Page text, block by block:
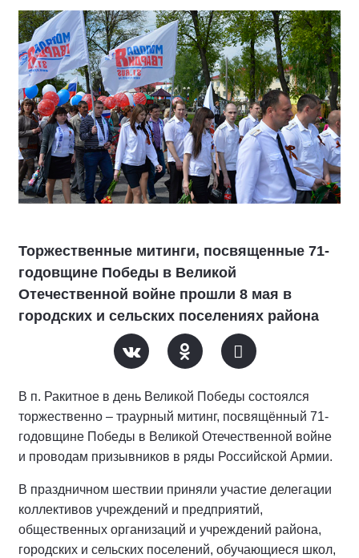
Торжественные митинги, посвященные 71-
годовщине Победы в Великой
Отечественной войне прошли 8 мая в
городских и сельских поселениях района
В п. Ракитное в день Великой Победы состоялся
торжественно – траурный митинг, посвящённый 71-
годовщине Победы в Великой Отечественной войне
и проводам призывников в ряды Российской Армии.
В праздничном шествии приняли участие делегации
коллективов учреждений и предприятий,
общественных организаций и учреждений района,
городских и сельских поселений, обучающиеся школ,